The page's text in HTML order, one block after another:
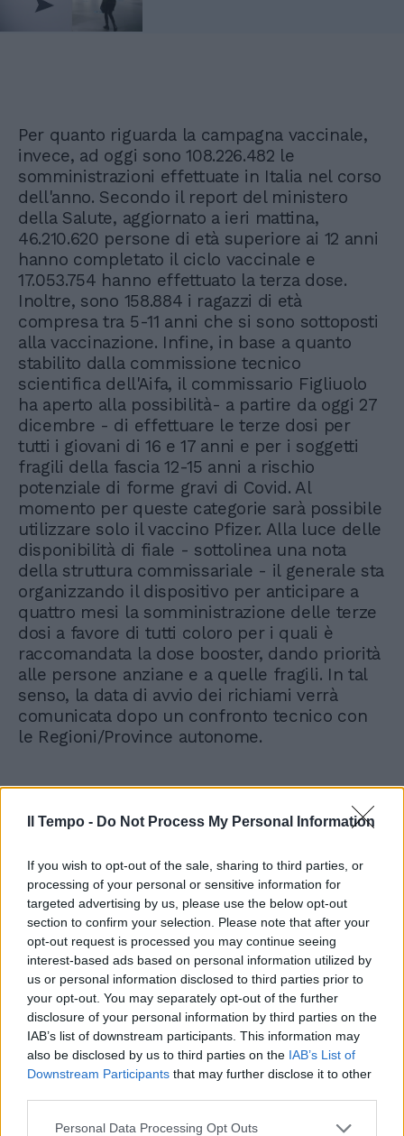
Il Tempo - Do Not Process My Personal Information
If you wish to opt-out of the sale, sharing to third parties, or
processing of your personal or sensitive information for
targeted advertising by us, please use the below opt-out
section to confirm your selection. Please note that after your
opt-out request is processed you may continue seeing
interest-based ads based on personal information utilized by
us or personal information disclosed to third parties prior to
your opt-out. You may separately opt-out of the further
disclosure of your personal information by third parties on the
IAB’s list of downstream participants. This information may
also be disclosed by us to third parties on the IAB’s List of
Downstream Participants that may further disclose it to other
Personal Data Processing Opt Outs
Per quanto riguarda la campagna vaccinale,
invece, ad oggi sono 108.226.482 le
somministrazioni effettuate in Italia nel corso
dell'anno. Secondo il report del ministero
della Salute, aggiornato a ieri mattina,
46.210.620 persone di età superiore ai 12 anni
hanno completato il ciclo vaccinale e
17.053.754 hanno effettuato la terza dose.
Inoltre, sono 158.884 i ragazzi di età
compresa tra 5-11 anni che si sono sottoposti
alla vaccinazione. Infine, in base a quanto
stabilito dalla commissione tecnico
scientifica dell'Aifa, il commissario Figliuolo
ha aperto alla possibilità- a partire da oggi 27
dicembre - di effettuare le terze dosi per
tutti i giovani di 16 e 17 anni e per i soggetti
fragili della fascia 12-15 anni a rischio
potenziale di forme gravi di Covid. Al
momento per queste categorie sarà possibile
utilizzare solo il vaccino Pfizer. Alla luce delle
disponibilità di fiale - sottolinea una nota
della struttura commissariale - il generale sta
organizzando il dispositivo per anticipare a
quattro mesi la somministrazione delle terze
dosi a favore di tutti coloro per i quali è
raccomandata la dose booster, dando priorità
alle persone anziane e a quelle fragili. In tal
senso, la data di avvio dei richiami verrà
comunicata dopo un confronto tecnico con
le Regioni/Province autonome.
"Più vaccini e screening nelle
scuole". Il piano del generale
Figliuolo per bloccare
Omicron